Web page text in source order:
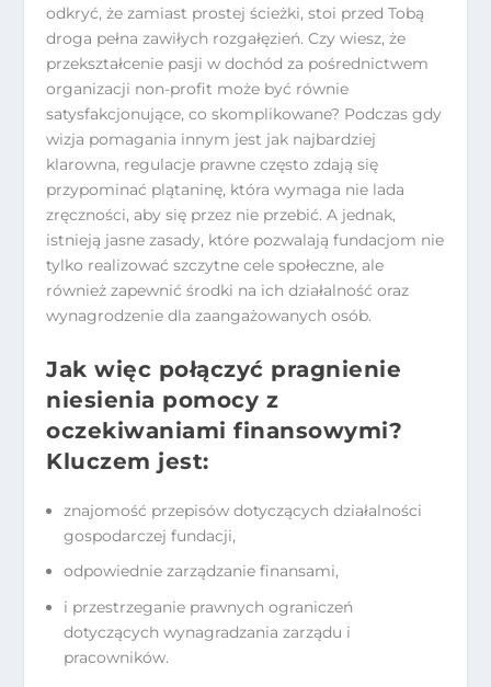
odkryć, że zamiast prostej ścieżki, stoi przed Tobą
droga pełna zawiłych rozgałęzień. Czy wiesz, że
przekształcenie pasji w dochód za pośrednictwem
organizacji non-profit może być równie
satysfakcjonujące, co skomplikowane? Podczas gdy
wizja pomagania innym jest jak najbardziej
klarowna, regulacje prawne często zdają się
przypominać plątaninę, która wymaga nie lada
zręczności, aby się przez nie przebić. A jednak,
istnieją jasne zasady, które pozwalają fundacjom nie
tylko realizować szczytne cele społeczne, ale
również zapewnić środki na ich działalność oraz
wynagrodzenie dla zaangażowanych osób.
Jak więc połączyć pragnienie
niesienia pomocy z
oczekiwaniami finansowymi?
Kluczem jest:
znajomość przepisów dotyczących działalności
gospodarczej fundacji,
odpowiednie zarządzanie finansami,
i przestrzeganie prawnych ograniczeń
dotyczących wynagradzania zarządu i
pracowników.